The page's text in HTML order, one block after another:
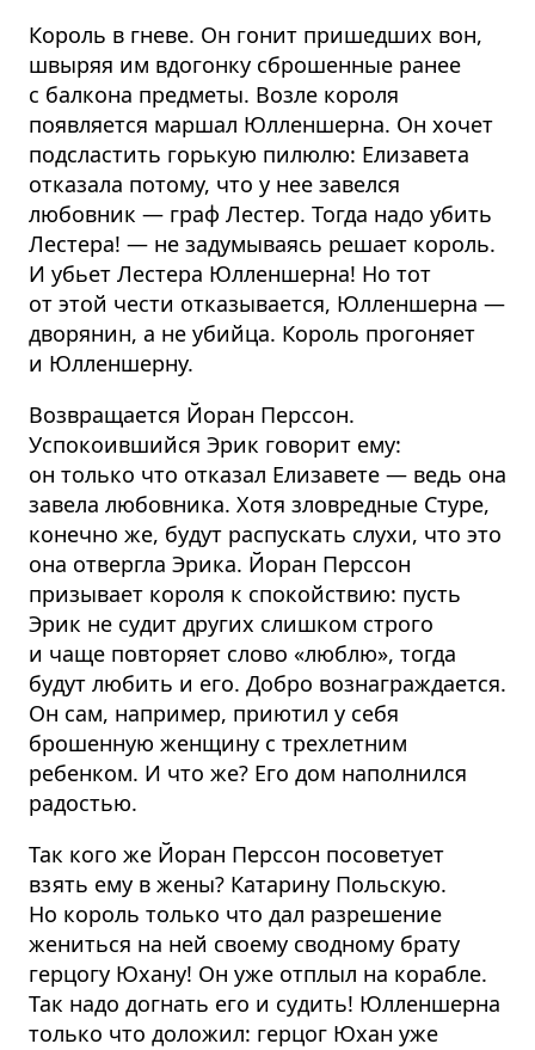
Король в гневе. Он гонит пришедших вон,
швыряя им вдогонку сброшенные ранее
с балкона предметы. Возле короля
появляется маршал Юлленшерна. Он хочет
подсластить горькую пилюлю: Елизавета
отказала потому, что у нее завелся
любовник — граф Лестер. Тогда надо убить
Лестера! — не задумываясь решает король.
И убьет Лестера Юлленшерна! Но тот
от этой чести отказывается, Юлленшерна —
дворянин, а не убийца. Король прогоняет
и Юлленшерну.
Возвращается Йоран Перссон.
Успокоившийся Эрик говорит ему:
он только что отказал Елизавете — ведь она
завела любовника. Хотя зловредные Стуре,
конечно же, будут распускать слухи, что это
она отвергла Эрика. Йоран Перссон
призывает короля к спокойствию: пусть
Эрик не судит других слишком строго
и чаще повторяет слово «люблю», тогда
будут любить и его. Добро вознаграждается.
Он сам, например, приютил у себя
брошенную женщину с трехлетним
ребенком. И что же? Его дом наполнился
радостью.
Так кого же Йоран Перссон посоветует
взять ему в жены? Катарину Польскую.
Но король только что дал разрешение
жениться на ней своему сводному брату
герцогу Юхану! Он уже отплыл на корабле.
Так надо догнать его и судить! Юлленшерна
только что доложил: герцог Юхан уже